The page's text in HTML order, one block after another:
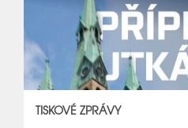
TISKOVÉ ZPRÁVY